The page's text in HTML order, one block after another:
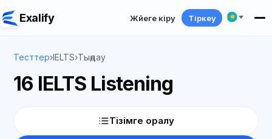
Exalify Жүйеге кіру Тіркеу
Тесттер›IELTS›Тыңдау
16 IELTS Listening
Тізімге оралу